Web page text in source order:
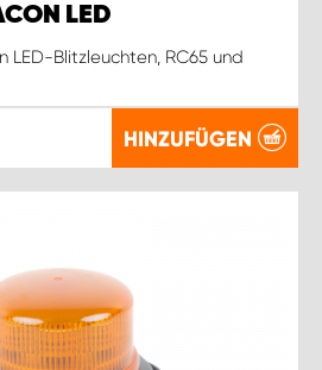
LED
LED-Blitzleuchten, RC65 und
HINZUFÜGEN